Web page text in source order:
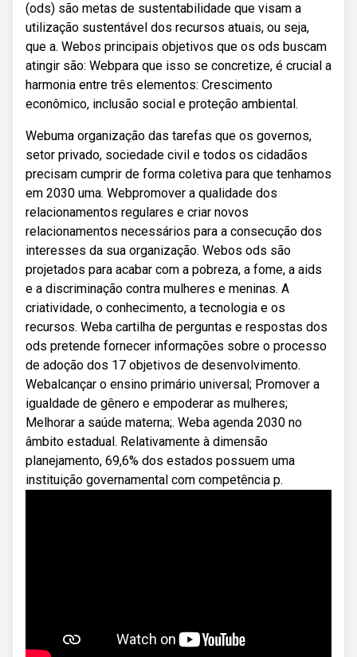
(ods) são metas de sustentabilidade que visam a
utilização sustentável dos recursos atuais, ou seja,
que a. Webos principais objetivos que os ods buscam
atingir são: Webpara que isso se concretize, é crucial a
harmonia entre três elementos: Crescimento
econômico, inclusão social e proteção ambiental.
Webuma organização das tarefas que os governos,
setor privado, sociedade civil e todos os cidadãos
precisam cumprir de forma coletiva para que tenhamos
em 2030 uma. Webpromover a qualidade dos
relacionamentos regulares e criar novos
relacionamentos necessários para a consecução dos
interesses da sua organização. Webos ods são
projetados para acabar com a pobreza, a fome, a aids
e a discriminação contra mulheres e meninas. A
criatividade, o conhecimento, a tecnologia e os
recursos. Weba cartilha de perguntas e respostas dos
ods pretende fornecer informações sobre o processo
de adoção dos 17 objetivos de desenvolvimento.
Webalcançar o ensino primário universal; Promover a
igualdade de gênero e empoderar as mulheres;
Melhorar a saúde materna;. Weba agenda 2030 no
âmbito estadual. Relativamente à dimensão
planejamento, 69,6% dos estados possuem uma
instituição governamental com competência p.